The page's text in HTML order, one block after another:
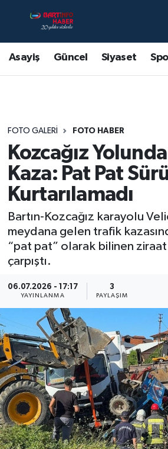
Asayiş Güncel Siyaset
FOTO GALERI FOTO HABER
Kozcağız
Kaza: Pat Pat
Kurtarılamadı
Bartın-Kozcağız karayolu
meydana gelen trafik
“pat pat” olarak bilinen ziraat
çarpıştı.
06.07.2026 - 17:17
YAYINLANMA
3
PAYLAŞIM
Asayiş
Bartın Hakkında
Eğitim
Ekonomi
Güncel
Kültür-Sanat
Magazin
Medya
Sağlık
Sinema
Sivil Toplum
Siyaset
Spor
Bartın Nöbetçi Eczaneler
Bartın Hava Durumu
Bartın Trafik Yoğunluk
Süper Lig Puan Durumu ve
Tüm Manşetler
Son Dakika Haberleri
Haber Arşivi